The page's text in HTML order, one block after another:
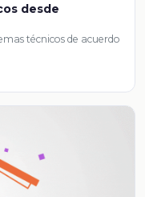
desde
técnicos de acuerdo